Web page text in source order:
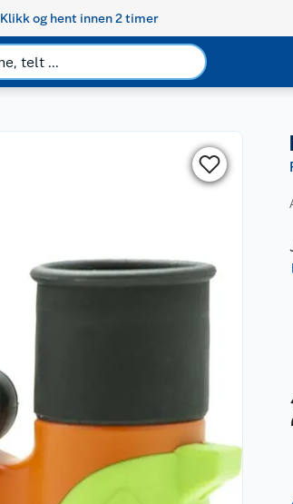
Klikk og hent innen 2 timer